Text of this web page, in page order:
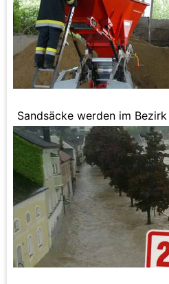
Sandsäcke werden im
vorsichtshalber befüllt.